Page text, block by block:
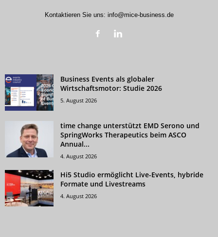
Kontaktieren Sie uns: info@mice-business.de
Business Events als globaler
Wirtschaftsmotor: Studie 2026
5. August 2026
time change unterstützt EMD Serono und
SpringWorks Therapeutics beim ASCO
Annual...
4. August 2026
Hi5 Studio ermöglicht Live-Events, hybride
Formate und Livestreams
4. August 2026